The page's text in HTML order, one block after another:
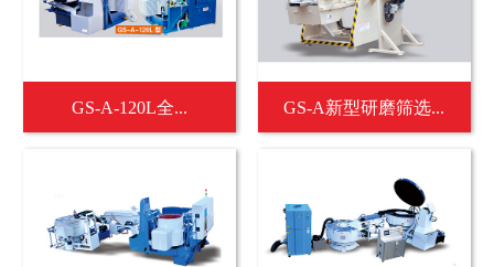
GS-A-120L全... GS-A新型研磨筛选...